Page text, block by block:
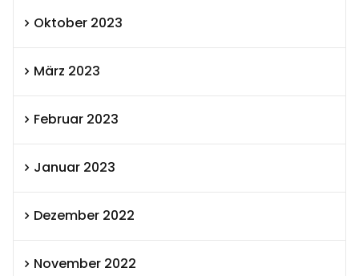
Oktober 2023
März 2023
Februar 2023
Januar 2023
Dezember 2022
November 2022